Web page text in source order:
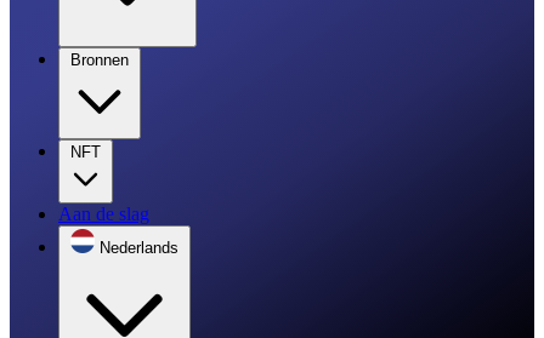
Bronnen
NFT
Aan de slag
Nederlands